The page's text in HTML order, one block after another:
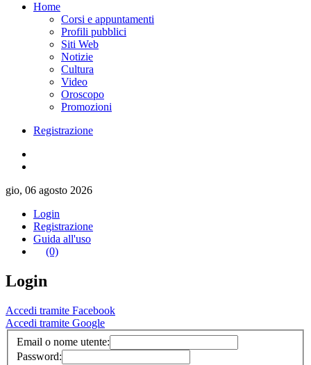
Home
Corsi e appuntamenti
Profili pubblici
Siti Web
Notizie
Cultura
Video
Oroscopo
Promozioni
Registrazione
gio, 06 agosto 2026
Login
Registrazione
Guida all'uso
(0)
Login
Accedi tramite Facebook
Accedi tramite Google
Email o nome utente:
Password: